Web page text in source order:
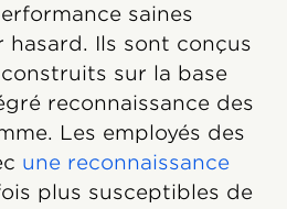
saines
hasard. Ils sont conçus
sur la base
reconnaissance des
Les employés des
une reconnaissance
plus susceptibles de